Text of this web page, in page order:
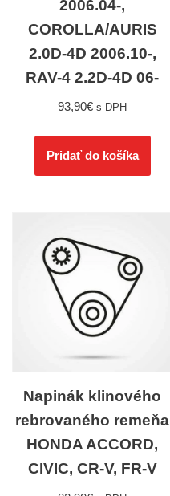
2006.04-,
COROLLA/AURIS
2.0D-4D 2006.10-,
RAV-4 2.2D-4D 06-
93,90€ s DPH
Pridať do košíka
Napinák klinového
rebrovaného remeňa
HONDA ACCORD,
CIVIC, CR-V, FR-V